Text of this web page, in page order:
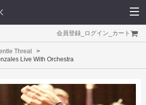
会員登録 ログイン カート
Threat
Live With Orchestra